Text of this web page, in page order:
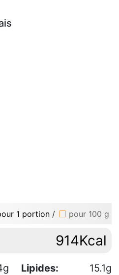
1 portion / pour 100 g
914Kcal
Lipides:
15.1g